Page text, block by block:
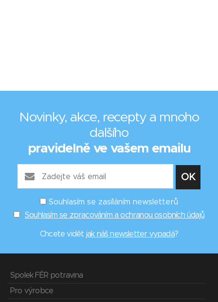
Novinky, akce, recepty a mnoho
dalšího
pravidelně ve vašem emailu
Souhlasím se zasíláním newsletterů
Souhlasím se zpracováním a ochranou osobních údajů
Chcete vidět jak náš newsletter vypadá?
Spolek FÉR potravina
Pro výrobce